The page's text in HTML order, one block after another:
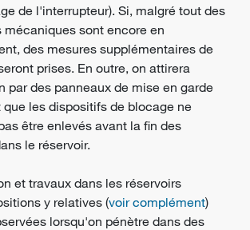
de l'interrupteur). Si, malgré tout des
mécaniques sont encore en
des mesures supplémentaires de
prises. En outre, on attirera
par des panneaux de mise en garde
que les dispositifs de blocage ne
être enlevés avant la fin des
le réservoir.
et travaux dans les réservoirs
y relatives (voir complément)
lorsqu'on pénètre dans des